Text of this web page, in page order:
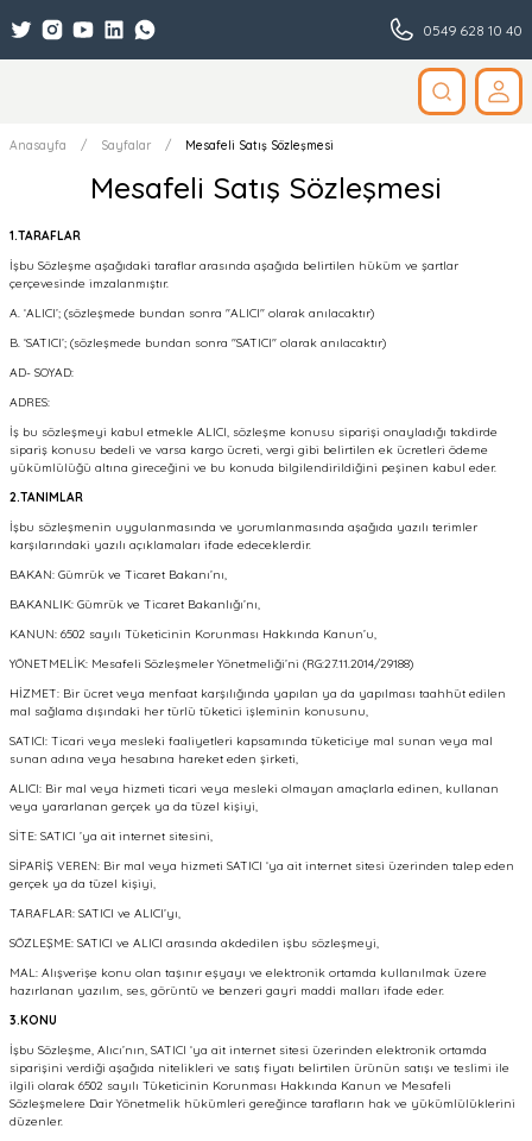
0549 628 10 40
Anasayfa Sayfalar Mesafeli Satış Sözleşmesi
Mesafeli Satış Sözleşmesi
1.TARAFLAR
İşbu Sözleşme aşağıdaki taraflar arasında aşağıda belirtilen hüküm ve şartlar
çerçevesinde imzalanmıştır.
A. ‘ALICI’; (sözleşmede bundan sonra "ALICI" olarak anılacaktır)
B. ‘SATICI’; (sözleşmede bundan sonra "SATICI" olarak anılacaktır)
AD- SOYAD:
ADRES:
İş bu sözleşmeyi kabul etmekle ALICI, sözleşme konusu siparişi onayladığı takdirde
sipariş konusu bedeli ve varsa kargo ücreti, vergi gibi belirtilen ek ücretleri ödeme
yükümlülüğü altına gireceğini ve bu konuda bilgilendirildiğini peşinen kabul eder.
2.TANIMLAR
İşbu sözleşmenin uygulanmasında ve yorumlanmasında aşağıda yazılı terimler
karşılarındaki yazılı açıklamaları ifade edeceklerdir.
BAKAN: Gümrük ve Ticaret Bakanı’nı,
BAKANLIK: Gümrük ve Ticaret Bakanlığı’nı,
KANUN: 6502 sayılı Tüketicinin Korunması Hakkında Kanun’u,
YÖNETMELİK: Mesafeli Sözleşmeler Yönetmeliği’ni (RG:27.11.2014/29188)
HİZMET: Bir ücret veya menfaat karşılığında yapılan ya da yapılması taahhüt edilen
mal sağlama dışındaki her türlü tüketici işleminin konusunu,
SATICI: Ticari veya mesleki faaliyetleri kapsamında tüketiciye mal sunan veya mal
sunan adına veya hesabına hareket eden şirketi,
ALICI: Bir mal veya hizmeti ticari veya mesleki olmayan amaçlarla edinen, kullanan
veya yararlanan gerçek ya da tüzel kişiyi,
SİTE: SATICI ’ya ait internet sitesini,
SİPARİŞ VEREN: Bir mal veya hizmeti SATICI ‘ya ait internet sitesi üzerinden talep eden
gerçek ya da tüzel kişiyi,
TARAFLAR: SATICI ve ALICI’yı,
SÖZLEŞME: SATICI ve ALICI arasında akdedilen işbu sözleşmeyi,
MAL: Alışverişe konu olan taşınır eşyayı ve elektronik ortamda kullanılmak üzere
hazırlanan yazılım, ses, görüntü ve benzeri gayri maddi malları ifade eder.
3.KONU
İşbu Sözleşme, Alıcı’nın, SATICI ‘ya ait internet sitesi üzerinden elektronik ortamda
siparişini verdiği aşağıda nitelikleri ve satış fiyatı belirtilen ürünün satışı ve teslimi ile
ilgili olarak 6502 sayılı Tüketicinin Korunması Hakkında Kanun ve Mesafeli
Sözleşmelere Dair Yönetmelik hükümleri gereğince tarafların hak ve yükümlülüklerini
düzenler.